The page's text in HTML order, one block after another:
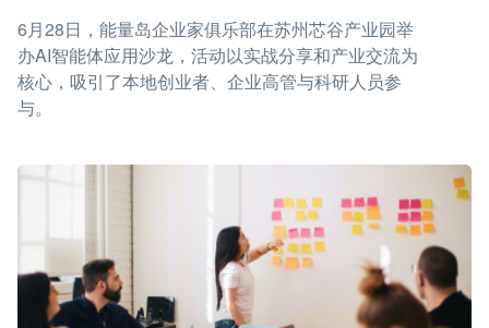
6月28日，能量岛企业家俱乐部在苏州芯谷产业园举
办AI智能体应用沙龙，活动以实战分享和产业交流为
核心，吸引了本地创业者、企业高管与科研人员参
与。